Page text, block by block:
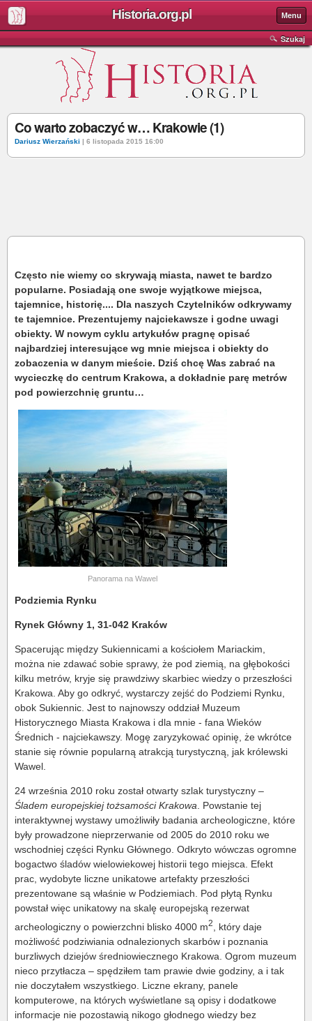
Historia.org.pl Menu
Szukaj
Co warto zobaczyć w… Krakowie (1)
Dariusz Wierzański | 6 listopada 2015 16:00
Często nie wiemy co skrywają miasta, nawet te bardzo
popularne. Posiadają one swoje wyjątkowe miejsca,
tajemnice, historię.... Dla naszych Czytelników odkrywamy
te tajemnice. Prezentujemy najciekawsze i godne uwagi
obiekty. W nowym cyklu artykułów pragnę opisać
najbardziej interesujące wg mnie miejsca i obiekty do
zobaczenia w danym mieście. Dziś chcę Was zabrać na
wycieczkę do centrum Krakowa, a dokładnie parę metrów
pod powierzchnię gruntu…
Panorama na Wawel
Podziemia Rynku
Rynek Główny 1, 31-042 Kraków
Spacerując między Sukiennicami a kościołem Mariackim,
można nie zdawać sobie sprawy, że pod ziemią, na głębokości
kilku metrów, kryje się prawdziwy skarbiec wiedzy o przeszłości
Krakowa. Aby go odkryć, wystarczy zejść do Podziemi Rynku,
obok Sukiennic. Jest to najnowszy oddział Muzeum
Historycznego Miasta Krakowa i dla mnie - fana Wieków
Średnich - najciekawszy. Mogę zaryzykować opinię, że wkrótce
stanie się równie popularną atrakcją turystyczną, jak królewski
Wawel.
24 września 2010 roku został otwarty szlak turystyczny –
Śladem europejskiej tożsamości Krakowa . Powstanie tej
interaktywnej wystawy umożliwiły badania archeologiczne, które
były prowadzone nieprzerwanie od 2005 do 2010 roku we
wschodniej części Rynku Głównego. Odkryto wówczas ogromne
bogactwo śladów wielowiekowej historii tego miejsca. Efekt
prac, wydobyte liczne unikatowe artefakty przeszłości
prezentowane są właśnie w Podziemiach. Pod płytą Rynku
powstał więc unikatowy na skalę europejską rezerwat
archeologiczny o powierzchni blisko 4000 m2
, który daje
możliwość podziwiania odnalezionych skarbów i poznania
burzliwych dziejów średniowiecznego Krakowa. Ogrom muzeum
nieco przytłacza – spędziłem tam prawie dwie godziny, a i tak
nie doczytałem wszystkiego. Liczne ekrany, panele
komputerowe, na których wyświetlane są opisy i dodatkowe
informacje nie pozostawią nikogo głodnego wiedzy bez